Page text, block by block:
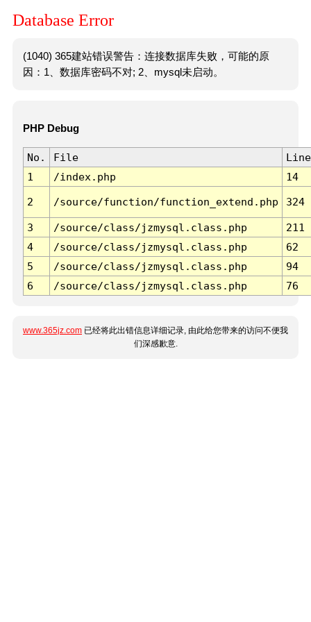
Database Error
(1040) 365建站错误警告：连接数据库失败，可能的原
因：1、数据库密码不对; 2、mysql未启动。
PHP Debug
No. File
Line
1
/index.php 14
2 /source/function/function_extend.php 324
3 /source/class/jzmysql.class.php
211
4
/source/class/jzmysql.class.php
62
5
/source/class/jzmysql.class.php
94
6
/source/class/jzmysql.class.php 76
www.365jz.com 已经将此出错信息详细记录, 由此给您带来的访问不便我
们深感歉意.